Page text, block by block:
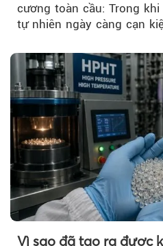
cương toàn cầu: Trong
tự nhiên ngày càng cạn
Vì sao đã tạo ra được